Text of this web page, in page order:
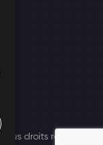
Tous droits réservés